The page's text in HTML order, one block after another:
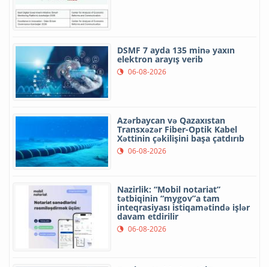
DSMF 7 ayda 135 minə yaxın
elektron arayış verib
06-08-2026
Azərbaycan və Qazaxıstan
Transxəzər Fiber-Optik Kabel
Xəttinin çəkilişini başa çatdırıb
06-08-2026
Nazirlik: “Mobil notariat”
tətbiqinin “mygov”a tam
inteqrasiyası istiqamətində işlər
davam etdirilir
06-08-2026